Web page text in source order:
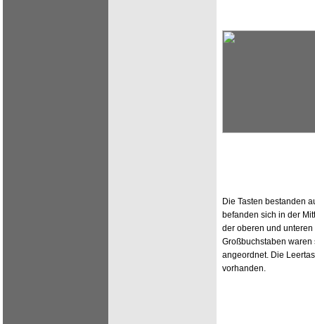
Die Tasten bestanden
befanden sich in der
der oberen und
Großbuchstaben
angeordnet. Die
vorhanden.